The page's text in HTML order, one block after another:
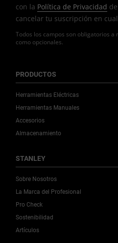
Todos los campos son obligatorios a
como opcionales.
con la Política de Privacidad
cancelar tu suscripción en
PRODUCTOS
Herramientas Eléctricas
Herramientas Manuales
Accesorios
Almacenamiento
STANLEY
Sobre Nosotros
La Marca del Profesional
Pro Check
Sostenibilidad
Artículos